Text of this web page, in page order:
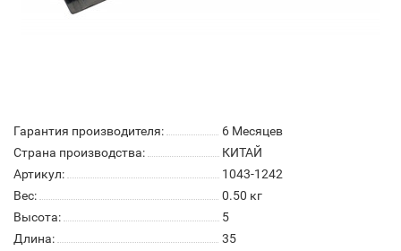
Гарантия производителя:
6 Месяцев
Страна производства:
КИТАЙ
Артикул:
1043-1242
Вес:
0.50 кг
Высота:
5
Длина:
35